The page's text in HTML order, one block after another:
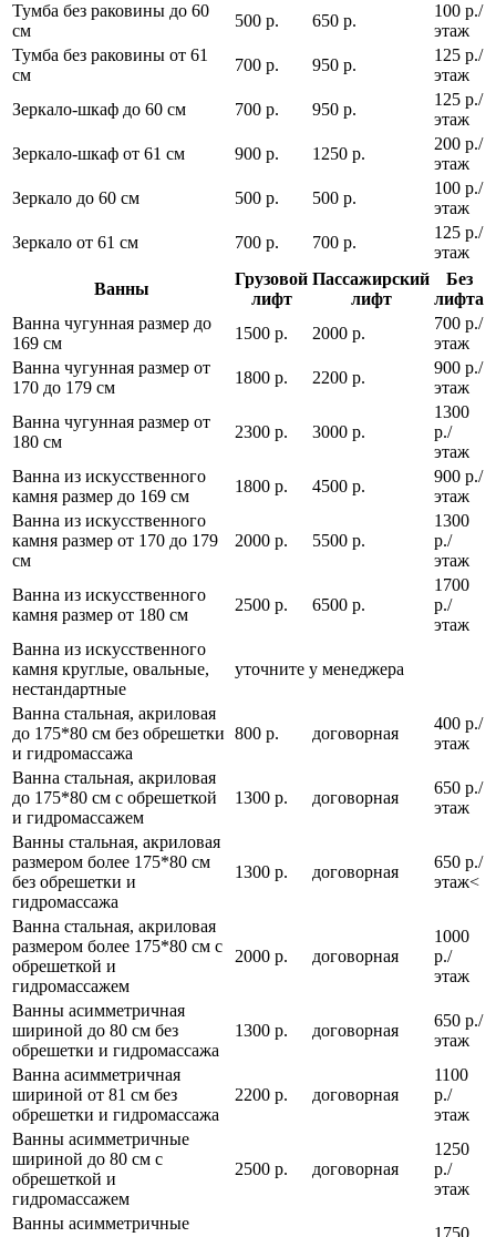
Тумба без раковины до 60
см
500 р. 650 р.
100 р./
этаж
Тумба без раковины от 61
см
700 р. 950 р.
125 р./
этаж
Зеркало-шкаф до 60 см
700 р. 950 р.
125 р./
этаж
Зеркало-шкаф от 61 см
900 р. 1250 р.
200 р./
этаж
Зеркало до 60 см
500 р. 500 р.
100 р./
этаж
Зеркало от 61 см
700 р. 700 р.
125 р./
этаж
Ванны
Грузовой
лифт
Пассажирский
лифт
Без
лифта
Ванна чугунная размер до
169 см
1500 р. 2000 р.
700 р./
этаж
Ванна чугунная размер от
170 до 179 см
1800 р. 2200 р.
900 р./
этаж
Ванна чугунная размер от
180 см
2300 р. 3000 р.
1300
р./
этаж
Ванна из искусственного
камня размер до 169 см
1800 р. 4500 р.
900 р./
этаж
Ванна из искусственного
камня размер от 170 до 179
см
2000 р. 5500 р.
1300
р./
этаж
Ванна из искусственного
камня размер от 180 см
2500 р. 6500 р.
1700
р./
этаж
Ванна из искусственного
камня круглые, овальные,
нестандартные
уточните у менеджера
Ванна стальная, акриловая
до 175*80 см без обрешетки
и гидромассажа
800 р. договорная
400 р./
этаж
Ванна стальная, акриловая
до 175*80 см с обрешеткой
и гидромассажем
1300 р. договорная
650 р./
этаж
Ванны стальная, акриловая
размером более 175*80 см
без обрешетки и
гидромассажа
1300 р. договорная
650 р./
этаж<
Ванна стальная, акриловая
размером более 175*80 см с
обрешеткой и
гидромассажем
2000 р. договорная
1000
р./
этаж
Ванны асимметричная
шириной до 80 см без
обрешетки и гидромассажа
1300 р. договорная
650 р./
этаж
Ванна асимметричная
шириной от 81 см без
обрешетки и гидромассажа
2200 р. договорная
1100
р./
этаж
Ванны асимметричные
шириной до 80 см с
обрешеткой и
гидромассажем
2500 р. договорная
1250
р./
этаж
Ванны асимметричные